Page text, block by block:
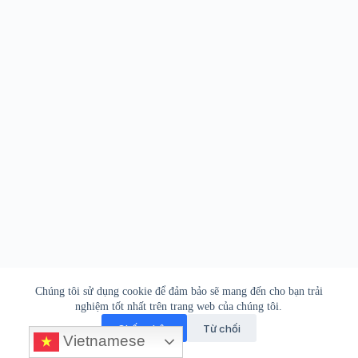
Chúng tôi sử dụng cookie để đảm bảo sẽ mang đến cho bạn trải
nghiệm tốt nhất trên trang web của chúng tôi.
Chấp nhận Từ chối
Lời ngỏ Liên hệ Miễn trừ Ủng hộ
Vietnamese